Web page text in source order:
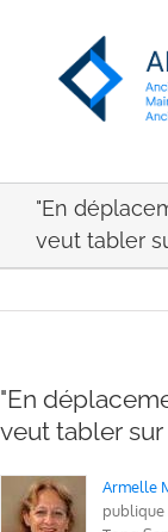
"En
veut tabler
"En
veut tabler
Armelle
publique